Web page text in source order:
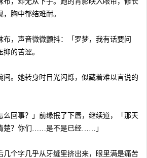
胸中郁结难耐。
，声音微微颤抖：「罗梦，我有话要问
的苦涩。
间。她转身时目光闪烁，似藏着难以言说的
回事？」前缘抿了下唇，继续道，「那天
楚？你们……是不是已经……」
几个字几乎从牙缝里挤出来，眼里满是痛苦